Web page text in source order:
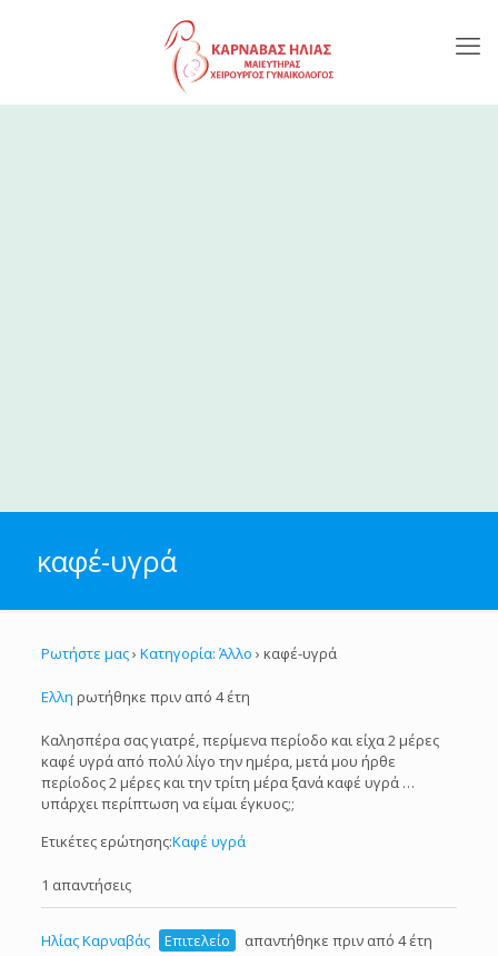
καφέ-υγρά
Ρωτήστε μας› Κατηγορία: Άλλο › καφέ-υγρά
Ελλη ρωτήθηκε πριν από 4 έτη
Καλησπέρα σας γιατρέ, περίμενα περίοδο και είχα 2 μέρες
καφέ υγρά από πολύ λίγο την ημέρα, μετά μου ήρθε
περίοδος 2 μέρες και την τρίτη μέρα ξανά καφέ υγρά …
υπάρχει περίπτωση να είμαι έγκυος;;
Ετικέτες ερώτησης:Καφέ υγρά
1 απαντήσεις
Ηλίας Καρναβάς Επιτελείο απαντήθηκε πριν από 4 έτη